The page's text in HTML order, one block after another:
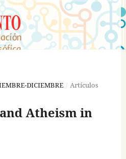
DICIEMBRE / Artículos
Atheism in